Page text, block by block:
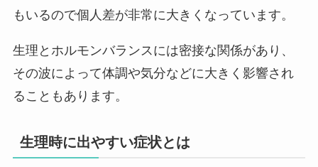
もいるので個人差が非常に大きくなっています。
生理とホルモンバランスには密接な関係があり、
その波によって体調や気分などに大きく影響され
ることもあります。
生理時に出やすい症状とは